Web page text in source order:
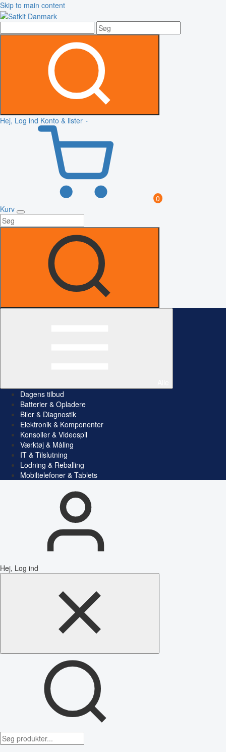
Skip to main content
Hej, Log ind Konto & lister
0
Kurv
Dagens tilbud
Batterier & Opladere
Biler & Diagnostik
Elektronik & Komponenter
Konsoller & Videospil
Værktøj & Måling
IT & Tilslutning
Lodning & Reballing
Mobiltelefoner & Tablets
Hej, Log ind